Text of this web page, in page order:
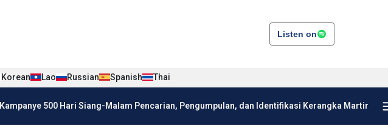
Listen on
Korean Lao Russian Spanish Thai
Kampanye 500 Hari Siang-Malam Pencarian, Pengumpulan, dan Identifikasi Kerangka Martir